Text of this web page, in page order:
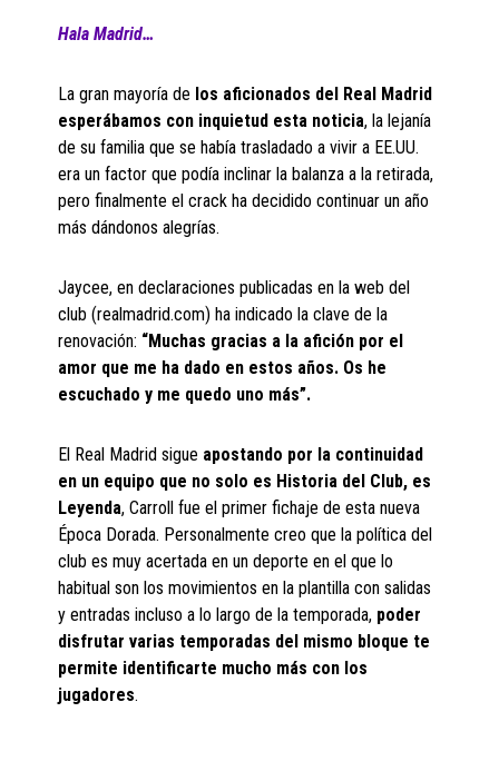
Hala Madrid…
La gran mayoría de los aficionados del Real Madrid
esperábamos con inquietud esta noticia, la lejanía
de su familia que se había trasladado a vivir a EE.UU.
era un factor que podía inclinar la balanza a la retirada,
pero finalmente el crack ha decidido continuar un año
más dándonos alegrías.
Jaycee, en declaraciones publicadas en la web del
club (realmadrid.com) ha indicado la clave de la
renovación: “Muchas gracias a la afición por el
amor que me ha dado en estos años. Os he
escuchado y me quedo uno más”.
El Real Madrid sigue apostando por la continuidad
en un equipo que no solo es Historia del Club, es
Leyenda, Carroll fue el primer fichaje de esta nueva
Época Dorada. Personalmente creo que la política del
club es muy acertada en un deporte en el que lo
habitual son los movimientos en la plantilla con salidas
y entradas incluso a lo largo de la temporada, poder
disfrutar varias temporadas del mismo bloque te
permite identificarte mucho más con los
jugadores.